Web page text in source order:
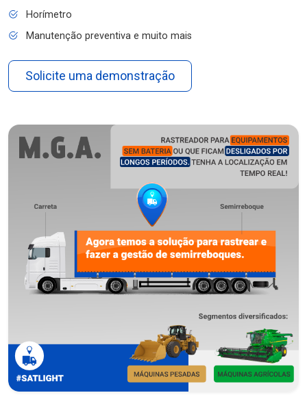
Horímetro
Manutenção preventiva e muito mais
Solicite uma demonstração